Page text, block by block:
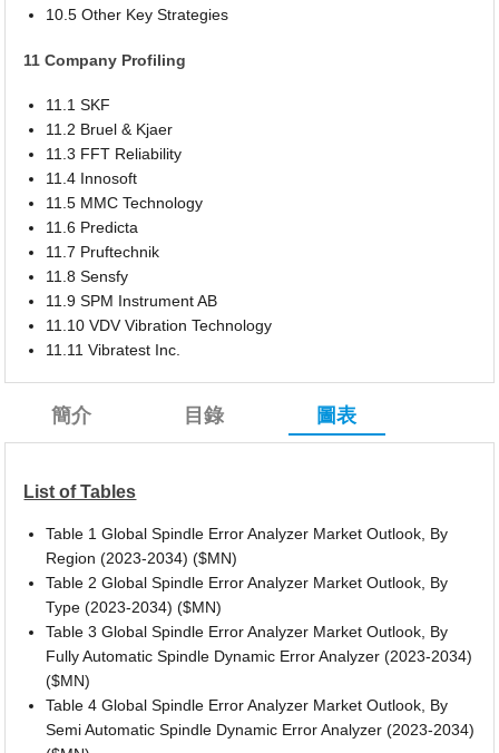
10.5 Other Key Strategies
11 Company Profiling
11.1 SKF
11.2 Bruel & Kjaer
11.3 FFT Reliability
11.4 Innosoft
11.5 MMC Technology
11.6 Predicta
11.7 Pruftechnik
11.8 Sensfy
11.9 SPM Instrument AB
11.10 VDV Vibration Technology
11.11 Vibratest Inc.
簡介 目錄 圖表
List of Tables
Table 1 Global Spindle Error Analyzer Market Outlook, By
Region (2023-2034) ($MN)
Table 2 Global Spindle Error Analyzer Market Outlook, By
Type (2023-2034) ($MN)
Table 3 Global Spindle Error Analyzer Market Outlook, By
Fully Automatic Spindle Dynamic Error Analyzer (2023-2034)
($MN)
Table 4 Global Spindle Error Analyzer Market Outlook, By
Semi Automatic Spindle Dynamic Error Analyzer (2023-2034)